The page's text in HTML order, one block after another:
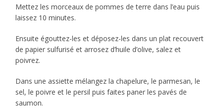
Mettez les morceaux de pommes de terre dans l’eau puis
laissez 10 minutes.
Ensuite égouttez-les et déposez-les dans un plat recouvert
de papier sulfurisé et arrosez d’huile d’olive, salez et
poivrez.
Dans une assiette mélangez la chapelure, le parmesan, le
sel, le poivre et le persil puis faites paner les pavés de
saumon.